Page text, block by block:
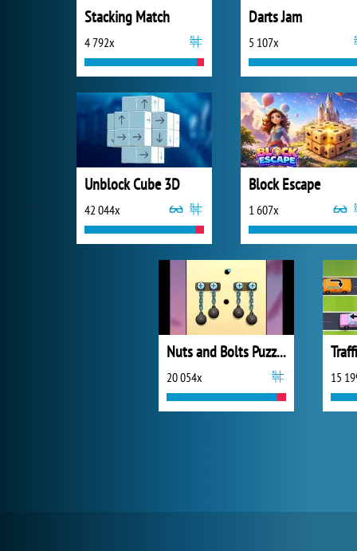
Stacking Match
4 792x
Darts Jam
5 107x
Unblock Cube 3D
42 044x
Block Escape
1 607x
Nuts and Bolts Puzzle
20 054x 15